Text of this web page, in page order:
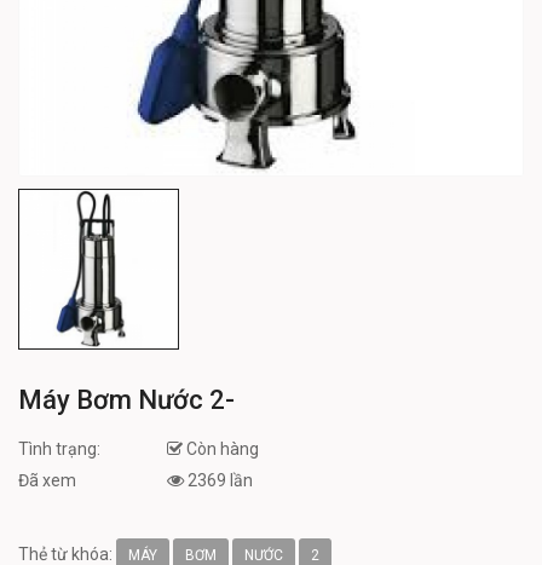
Máy Bơm Nước 2-
Tình trạng:
Còn hàng
Đã xem
2369 lần
Thẻ từ khóa: MÁY BƠM NƯỚC 2